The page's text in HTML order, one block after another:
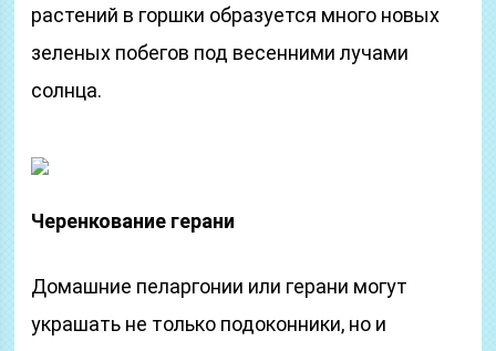
растений в горшки образуется много новых
зеленых побегов под весенними лучами
солнца.
Черенкование герани
Домашние пеларгонии или герани могут
украшать не только подоконники, но и